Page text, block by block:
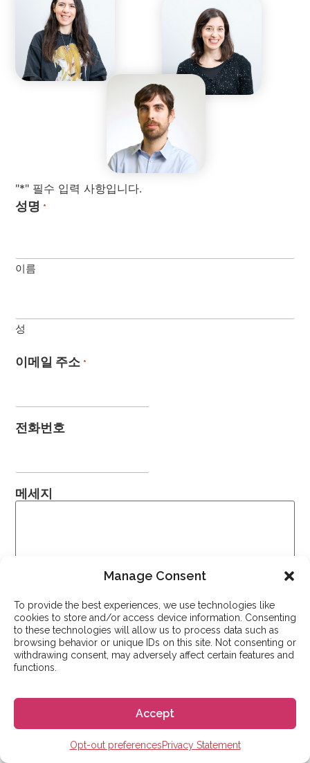
Manage Consent
To provide the best experiences, we use technologies like
cookies to store and/or access device information. Consenting
to these technologies will allow us to process data such as
browsing behavior or unique IDs on this site. Not consenting or
withdrawing consent, may adversely affect certain features and
functions.
Accept
Opt-out preferencesPrivacy Statement
"*" 필수 입력 사항입니다.
성명 *
이름
성
이메일 주소 *
전화번호
메세지
여러분의 스페인 유학 계획을 알려주세요. 여러분이 더 좋은
시간을 보낼 수 있도록 성심성의껏 도와드리겠습니다.
Newsletter
스페인 유학, 스페인어 학습에 관한 이메일 받기를
저는 문의사항을 처리하기 위한 고고에스파냐의